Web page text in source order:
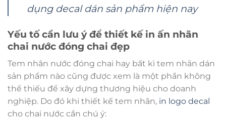
dụng decal dán sản phẩm hiện nay
Yếu tố cần lưu ý để thiết kế in ấn nhãn
chai nước đóng chai đẹp
Tem nhãn nước đóng chai hay bất kì tem nhãn dán
sản phẩm nào cũng được xem là một phần không
thể thiếu để xây dựng thương hiệu cho doanh
nghiệp. Do đó khi thiết kế tem nhãn, in logo decal
cho chai nước cần chú ý: